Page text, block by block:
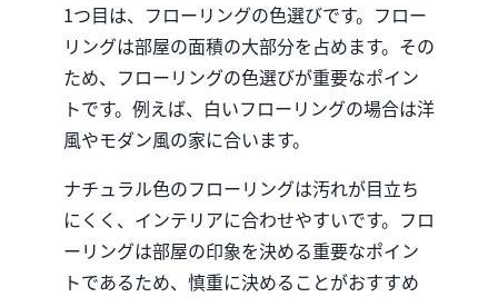
1つ目は、フローリングの色選びです。フロー
リングは部屋の面積の大部分を占めます。その
ため、フローリングの色選びが重要なポイン
トです。例えば、白いフローリングの場合は洋
風やモダン風の家に合います。
ナチュラル色のフローリングは汚れが目立ち
にくく、インテリアに合わせやすいです。フロ
ーリングは部屋の印象を決める重要なポイン
トであるため、慎重に決めることがおすすめ